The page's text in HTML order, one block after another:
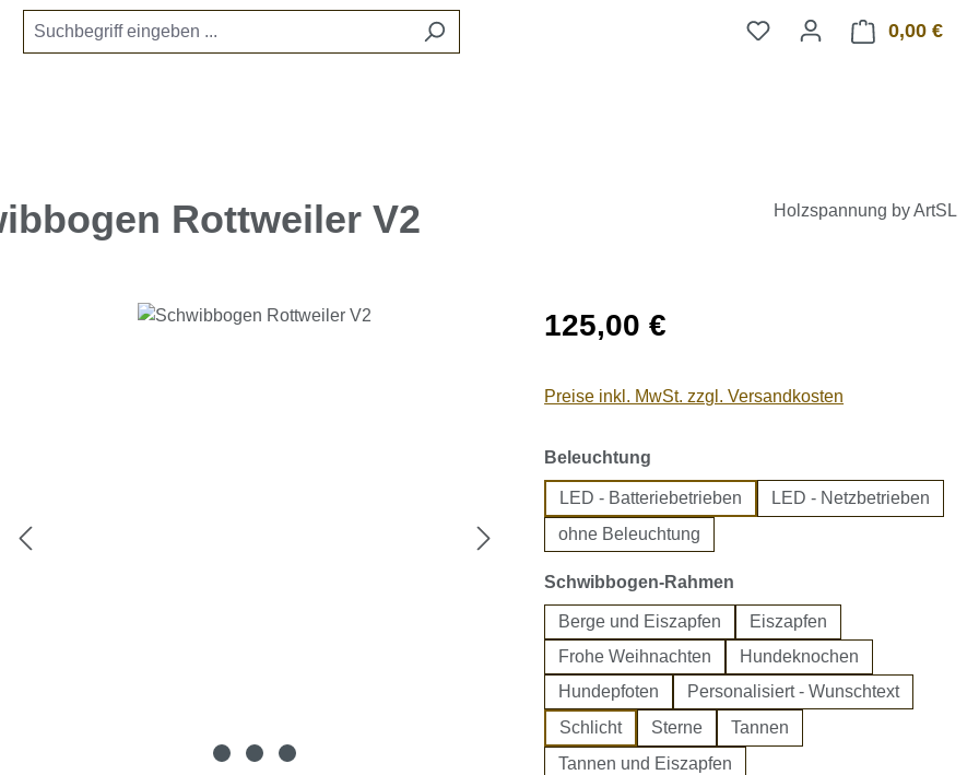
0,00 €
Rottweiler V2 Holzspannung by ArtSL
überspringen Regulärer Preis:
125,00 €
Preise inkl. MwSt. zzgl. Versandkosten
Beleuchtung
LED - Batteriebetrieben
LED - Netzbetrieben
ohne Beleuchtung
Schwibbogen-Rahmen
Berge und Eiszapfen
Eiszapfen
Frohe Weihnachten
Hundeknochen
Hundepfoten
Personalisiert - Wunschtext
Schlicht
Sterne
Tannen
Tannen und Eiszapfen